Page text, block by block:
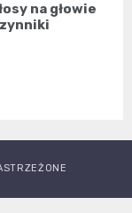
na głowie